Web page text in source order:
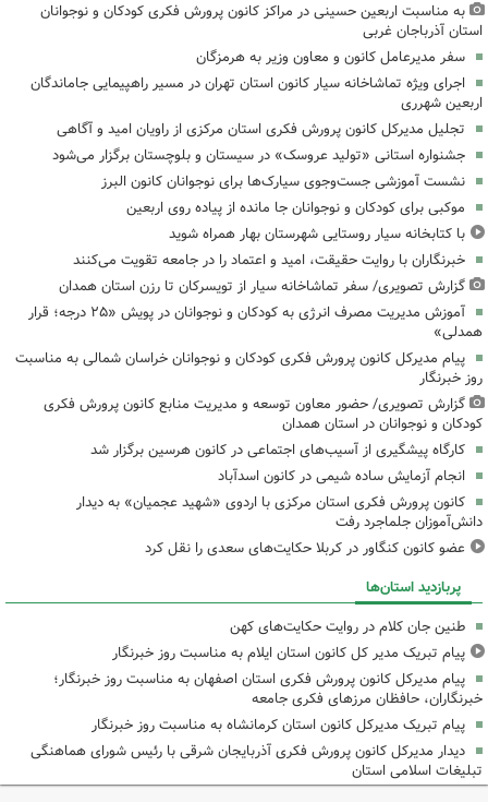
به مناسبت اربعین حسینی در مراکز کانون پرورش فکری کودکان و نوجوانان
استان آذرباجان غربی
سفر مدیرعامل کانون و معاون وزیر به هرمزگان
اجرای ویژه تماشاخانه سیار کانون استان تهران در مسیر راهپیمایی جاماندگان
اربعین شهرری
تجلیل مدیرکل کانون پرورش فکری استان مرکزی از راویان امید و آگاهی
جشنواره استانی «تولید عروسک» در سیستان و بلوچستان برگزار می‌شود
نشست آموزشی جست‌وجوی سیارک‌ها برای نوجوانان کانون البرز
موکبی برای کودکان و نوجوانان جا مانده از پیاده روی اربعین
با کتابخانه سیار روستایی شهرستان بهار همراه شوید
خبرنگاران با روایت حقیقت، امید و اعتماد را در جامعه تقویت می‌کنند
گزارش تصویری/ سفر تماشاخانه سیار از تویسرکان تا رزن استان همدان
آموزش مدیریت مصرف انرژی به کودکان و نوجوانان در پویش «۲۵ درجه؛ قرار
همدلی»
پیام مدیرکل کانون پرورش فکری کودکان و نوجوانان خراسان شمالی به مناسبت
روز خبرنگار
گزارش تصویری/ حضور معاون توسعه و مدیریت منابع کانون پرورش فکری
کودکان و نوجوانان در استان همدان
کارگاه پیشگیری از آسیب‌های اجتماعی در کانون هرسین برگزار شد
انجام آزمایش ساده شیمی در کانون اسدآباد
کانون پرورش فکری استان مرکزی با اردوی «شهید عجمیان» به دیدار
دانش‌آموزان جلماجرد رفت
عضو کانون کنگاور در کربلا حکایت‌های سعدی را نقل کرد
پربازدید استان‌ها
طنین جان کلام در روایت حکایت‌های کهن
پیام تبریک مدیر کل کانون استان ایلام به مناسبت روز خبرنگار
پیام مدیرکل کانون پرورش فکری استان اصفهان به مناسبت روز خبرنگار؛
خبرنگاران، حافظان مرزهای فکری جامعه
پیام تبریک مدیرکل کانون استان کرمانشاه به مناسبت روز خبرنگار
دیدار مدیرکل کانون پرورش فکری آذربایجان شرقی با رئیس شورای هماهنگی
تبلیغات اسلامی استان